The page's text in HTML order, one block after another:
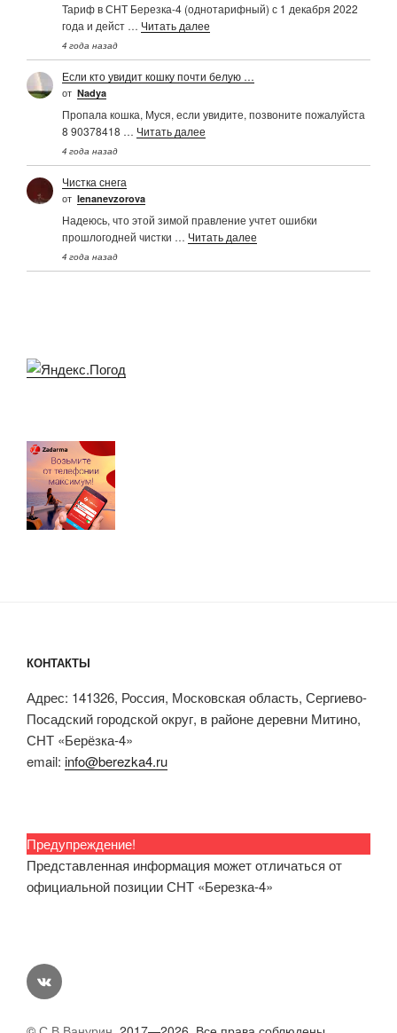
Тариф в СНТ Березка-4 (однотарифный) с 1 декабря 2022
года и дейст … Читать далее
4 года назад
Если кто увидит кошку почти белую …
от Nadya
Пропала кошка, Муся, если увидите, позвоните пожалуйста
8 90378418 … Читать далее
4 года назад
Чистка снега
от Ienanevzorova
Надеюсь, что этой зимой правление учтет ошибки
прошлогодней чистки … Читать далее
4 года назад
КОНТАКТЫ
Адрес: 141326, Россия, Московская область, Сергиево-
Посадский городской округ, в районе деревни Митино,
СНТ «Берёзка-4»
email: info@berezka4.ru
Предупреждение!
Представленная информация может отличаться от
официальной позиции СНТ «Березка-4»
vk